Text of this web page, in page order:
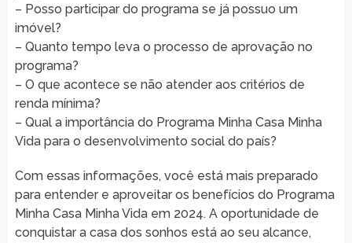
– Posso participar do programa se já possuo um
imóvel?
– Quanto tempo leva o processo de aprovação no
programa?
– O que acontece se não atender aos critérios de
renda mínima?
– Qual a importância do Programa Minha Casa Minha
Vida para o desenvolvimento social do país?
Com essas informações, você está mais preparado
para entender e aproveitar os benefícios do Programa
Minha Casa Minha Vida em 2024. A oportunidade de
conquistar a casa dos sonhos está ao seu alcance,